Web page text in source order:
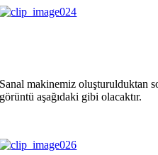
Sanal makinemiz oluşturulduktan
görüntü aşağıdaki gibi olacaktır.